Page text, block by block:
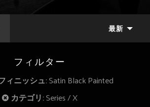
最新
フィルター
ィニッシュ:Satin Black Painted
カテゴリ:Series X